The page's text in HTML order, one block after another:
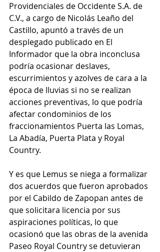
Providenciales de Occidente S.A. de
C.V., a cargo de Nicolás Leaño del
Castillo, apuntó a través de un
desplegado publicado en El
Informador que la obra inconclusa
podría ocasionar deslaves,
escurrimientos y azolves de cara a la
época de lluvias si no se realizan
acciones preventivas, lo que podría
afectar condominios de los
fraccionamientos Puerta las Lomas,
La Abadía, Puerta Plata y Royal
Country.
Y es que Lemus se niega a formalizar
dos acuerdos que fueron aprobados
por el Cabildo de Zapopan antes de
que solicitara licencia por sus
aspiraciones políticas, lo que
ocasionó que las obras de la avenida
Paseo Royal Country se detuvieran